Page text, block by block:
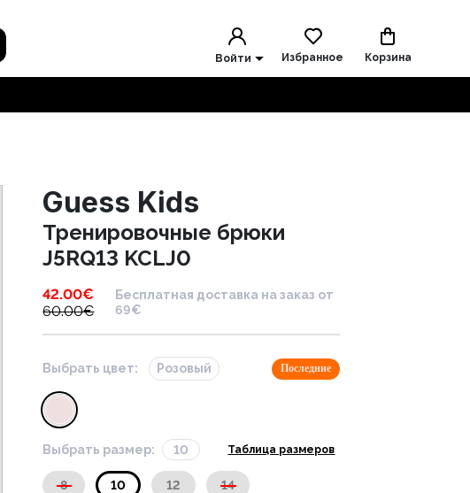
Войти Избранное Корзина
Guess Kids
Тренировочные брюки
J5RQ13 KCLJ0
42.00€
60.00€
Бесплатная доставка на заказ от
69€
Выбрать цвет: Розовый Последние
Выбрать размер: 10 Таблица размеров
8 10 12 14